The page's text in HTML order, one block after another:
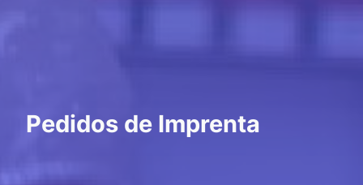
Pedidos de Imprenta